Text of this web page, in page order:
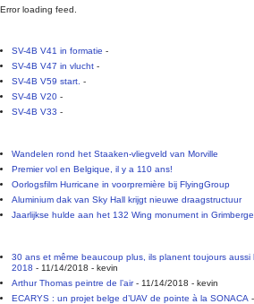
Error loading feed.
SV-4B V41 in formatie -
SV-4B V47 in vlucht-
SV-4B V59 start. -
SV-4B V20-
SV-4B V33 -
Wandelen rond het Staaken-vliegveld van Morville
Premier vol en Belgique, il y a 110 ans!
Oorlogsfilm Hurricane in voorpremière bij FlyingGroup
Aluminium dak van Sky Hall krijgt nieuwe draagstructuur
Jaarlijkse hulde aan het 132 Wing monument in
30 ans et même beaucoup plus, ils planent toujours
2018 - 11/14/2018 - kevin
Arthur Thomas peintre de l’air- 11/14/2018 - kevin
ECARYS : un projet belge d’UAV de pointe à la SONACA